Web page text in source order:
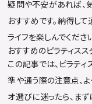
疑問や不安があれば、
おすすめです。納得し
ライフを楽しんでくださ
おすすめのピラティス
この記事では、ピラテ
準や通う際の注意点、
オ選びに迷ったら、まず